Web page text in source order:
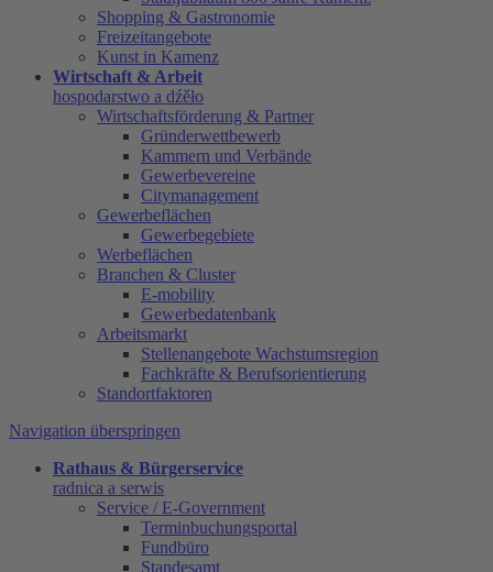
Shopping & Gastronomie
Freizeitangebote
Kunst in Kamenz
Wirtschaft & Arbeit
hospodarstwo a dźěło
Wirtschaftsförderung & Partner
Gründerwettbewerb
Kammern und Verbände
Gewerbevereine
Citymanagement
Gewerbeflächen
Gewerbegebiete
Werbeflächen
Branchen & Cluster
E-mobility
Gewerbedatenbank
Arbeitsmarkt
Stellenangebote Wachstumsregion
Fachkräfte & Berufsorientierung
Standortfaktoren
Navigation überspringen
Rathaus & Bürgerservice
radnica a serwis
Service / E-Government
Terminbuchungsportal
Fundbüro
Standesamt